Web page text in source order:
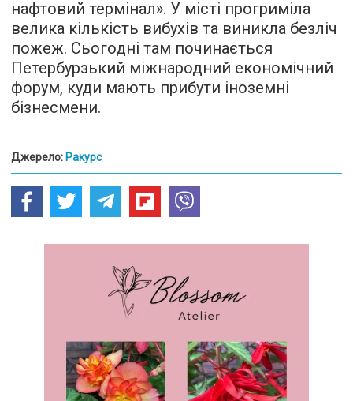
нафтовий термінал». У місті прогриміла
велика кількість вибухів та виникла безліч
пожеж. Сьогодні там починається
Петербурзький міжнародний економічний
форум, куди мають прибути іноземні
бізнесмени.
Джерело: Ракурс